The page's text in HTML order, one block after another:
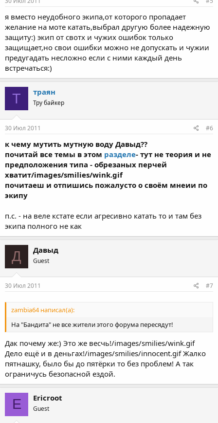
я вместо неудобного экипа,от которого пропадает
желание на моте катать,выбрал другую более надежную
защиту:) экип от свотх и чужих ошибок только
защищает,но свои ошибки можно не допускать и чужии
предугадать несложно если с ними каждый день
встречаться:)
Т траян
Тру байкер
30 Июл 2011 #6
к чему мутить мутную воду Давыд??
почитай все темы в этом разделе- тут не теория и не
предположения типа - обрезаных перчей
хватит/images/smilies/wink.gif
почитаеш и отпишись пожалусто о своём мнеии по
экипу
п.с. - на веле кстате если агресивно катать то и там без
экипа полного не как
Д Давыд
Guest
30 Июл 2011 #7
zambia64 написал(а):
На "Бандита" не все жители этого форума пересядут!
Дак почему же:) Это же весчь!/images/smilies/wink.gif
Дело ещё и в деньгах!/images/smilies/innocent.gif Жалко
пятнашку, было бы до пятёрки то без проблем! А так
ограничусь безопасной ездой.
E Ericroot
Guest